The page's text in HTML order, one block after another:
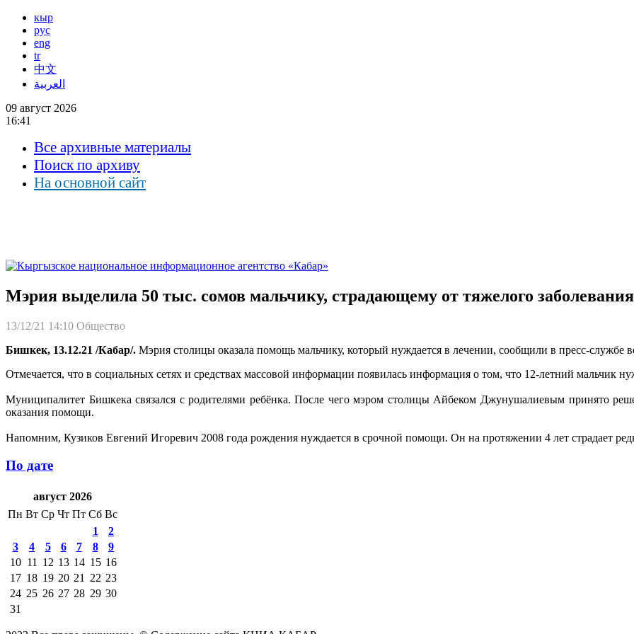
кыр
рус
eng
tr
中文
العربية
09 август 2026
16:41
Все архивные материалы
Поиск по архиву
На основной сайт
Мэрия выделила 50 тыс. сомов мальчику, страдающему от тяжелого
13/12/21 14:10 Общество
Бишкек, 13.12.21 /Кабар/. Мэрия столицы оказала помощь мальчику, который нуждается в лечении, сообщили в пресс-службе
Отмечается, что в социальных сетях и средствах массовой информации появилась информация о том, что 12-летний мальчик
Муниципалитет Бишкека связался с родителями ребёнка. После чего мэром столицы Айбеком Джунушалиевым принято
оказания помощи.
Напомним, Кузиков Евгений Игоревич 2008 года рождения нуждается в срочной помощи. Он на протяжении 4 лет страдает
По дате
август 2026
Пн Вт Ср Чт Пт Сб Вс
1
2
3
4 5 6 7 8
9
10 11 12 13 14 15 16
17 18 19 20 21 22 23
24 25 26 27 28 29 30
31